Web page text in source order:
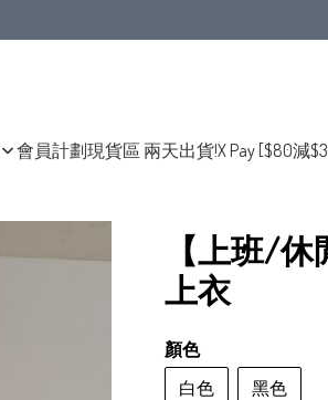
會員計劃現貨區 兩天出貨!X Pay [$80減
【上班/
上衣
顏色
白色
黑色